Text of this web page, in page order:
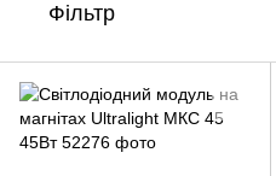
Фільтр